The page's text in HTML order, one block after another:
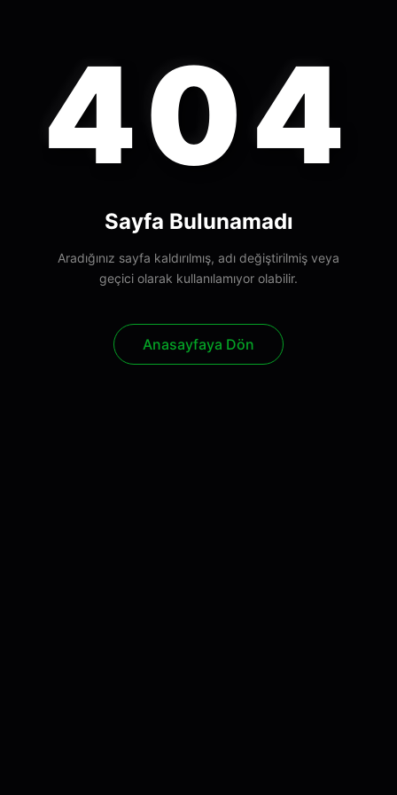
404
Sayfa Bulunamadı
Aradığınız sayfa kaldırılmış, adı değiştirilmiş veya
geçici olarak kullanılamıyor olabilir.
Anasayfaya Dön